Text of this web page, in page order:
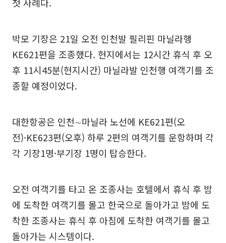
박모 기장은 21일 오전 인천발 필리핀 마닐라행
KE621편을 조종했다. 현지에서는 12시간 휴식 후 오
후 11시45분(현지시간) 마닐라발 인천행 여객기를 조
종할 예정이었다.
대한항공은 인천∼마닐라 노선에 KE621편(오
전)·KE623편(오후) 하루 2편의 여객기를 운항하며 각
각 기장1명·부기장 1명이 탑승한다.
오전 여객기를 타고 온 조종사는 호텔에서 휴식 후 밤
에 도착한 여객기를 몰고 한국으로 돌아가고 밤에 도
착한 조종사는 휴식 후 아침에 도착한 여객기를 몰고
돌아가는 시스템이다.